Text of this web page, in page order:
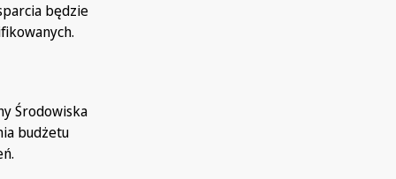
będzie
Środowiska
budżetu